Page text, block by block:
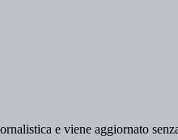
e viene aggiornato